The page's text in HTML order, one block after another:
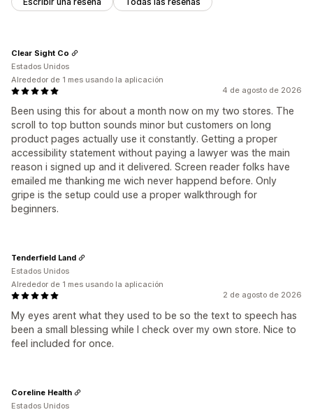
4 de agosto de 2026
Been using this for about a month now on my two stores. The
scroll to top button sounds minor but customers on long
product pages actually use it constantly. Getting a proper
accessibility statement without paying a lawyer was the main
reason i signed up and it delivered. Screen reader folks have
emailed me thanking me wich never happend before. Only
gripe is the setup could use a proper walkthrough for
beginners.
Clear Sight Co
Estados Unidos
Alrededor de 1 mes usando la aplicación
2 de agosto de 2026
My eyes arent what they used to be so the text to speech has
been a small blessing while I check over my own store. Nice to
feel included for once.
Tenderfield Land
Estados Unidos
Alrededor de 1 mes usando la aplicación
Coreline Health
Estados Unidos